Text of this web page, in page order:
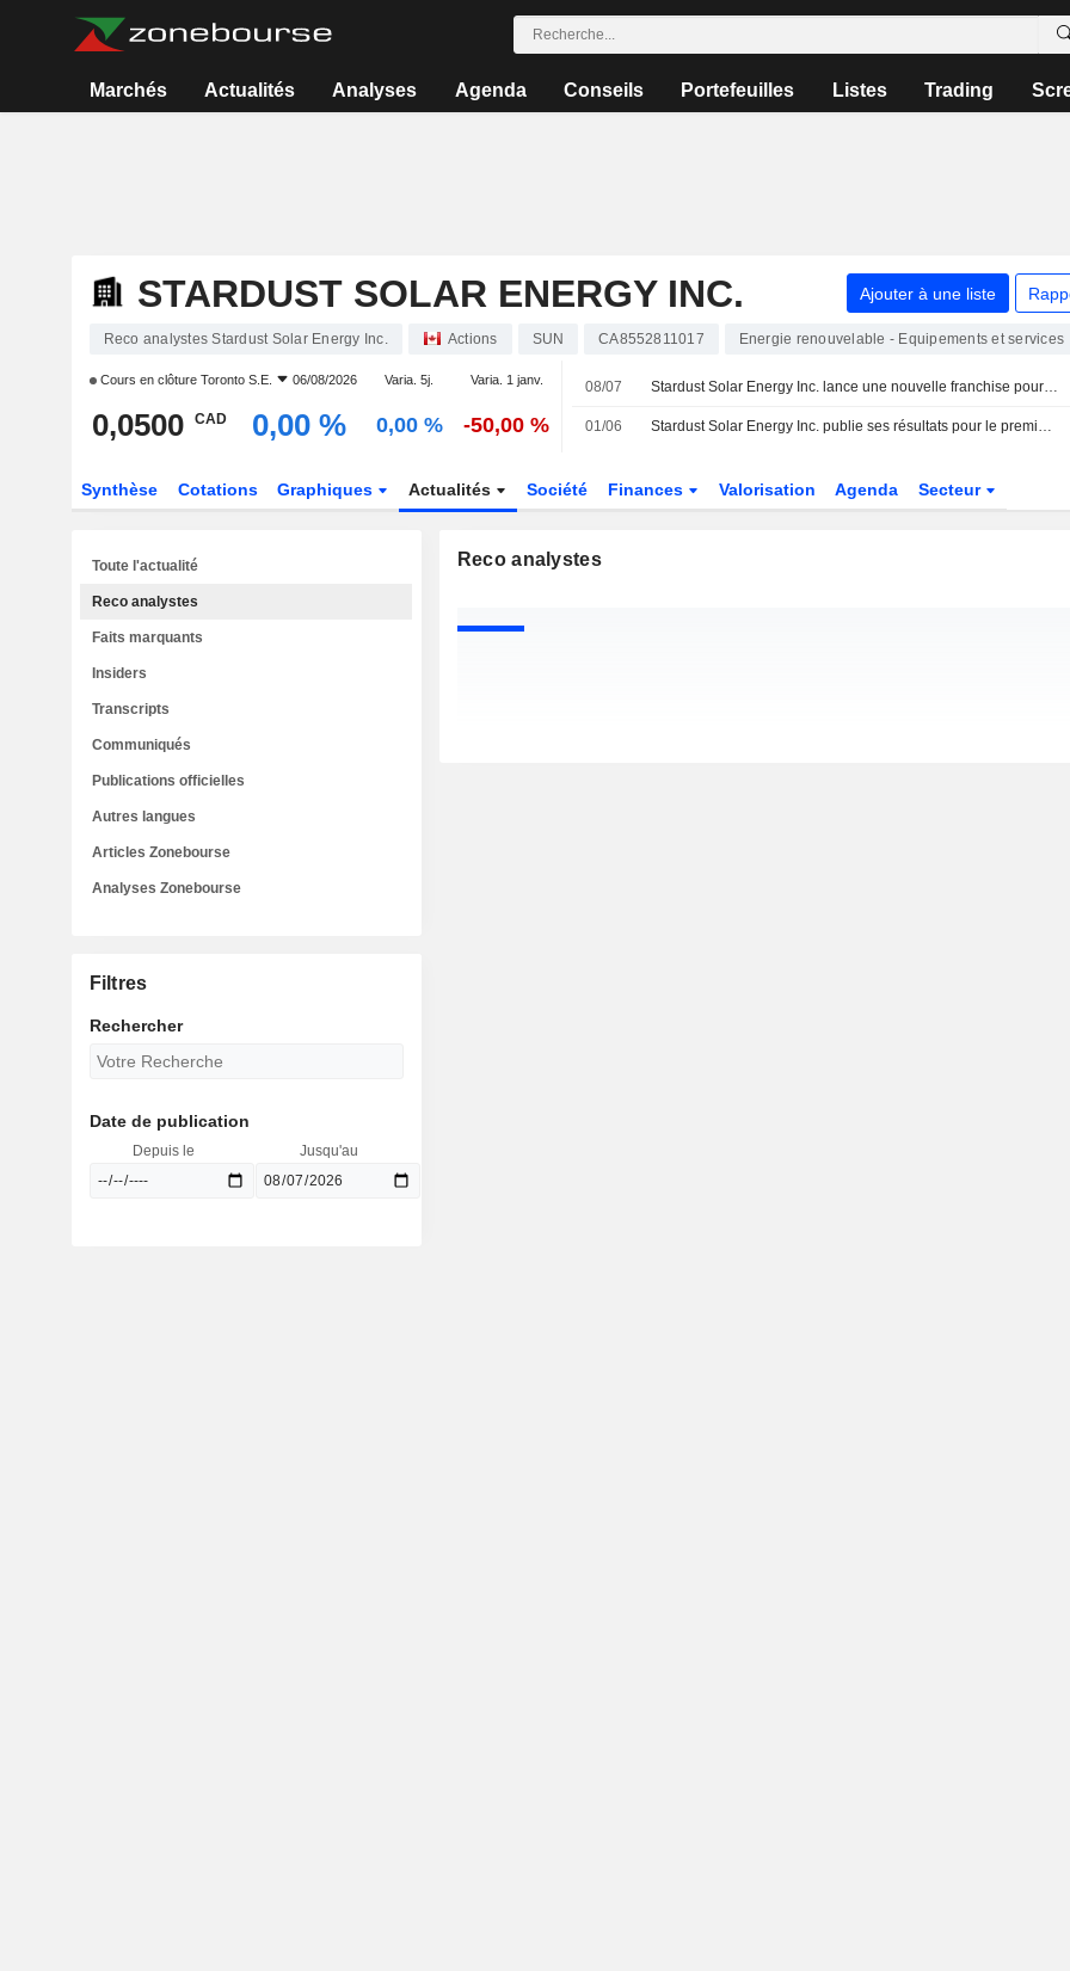
Marchés Actualités Analyses Agenda Conseils Portefeuilles Listes Trading
STARDUST SOLAR ENERGY INC. Ajouter à une liste
Reco analystes Stardust Solar Energy Inc. Actions SUN CA8552811017 Energie renouvelable - Equipements et services
Cours en clôture Toronto S.E. 06/08/2026 Varia. 5j. Varia. 1 janv.
0,0500 CAD 0,00 % 0,00 % -50,00 %
08/07 Stardust Solar Energy Inc. lance une nouvelle franchise pour desservir la région de Kitchener-Waterloo
01/06 Stardust Solar Energy Inc. publie ses résultats pour le premier trimestre clos le 31 mars 2026
Synthèse Cotations Graphiques Actualités Société Finances Valorisation Agenda Secteur
Reco analystes
Toute l'actualité
Reco analystes
Faits marquants
Insiders
Transcripts
Communiqués
Publications officielles
Autres langues
Articles Zonebourse
Analyses Zonebourse
Filtres
Rechercher
Date de publication
Depuis le Jusqu'au